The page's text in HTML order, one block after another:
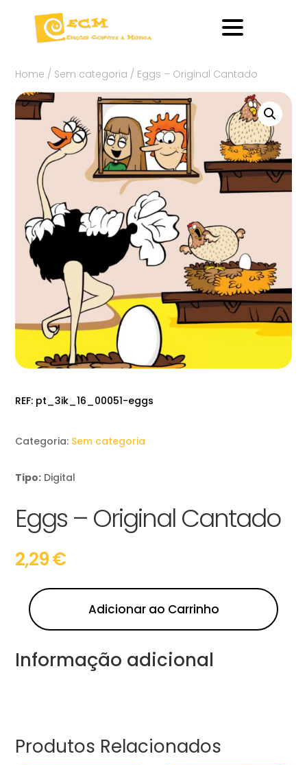
Home / Sem categoria / Eggs – Original Cantado
REF: pt_3ik_16_00051-eggs
Categoria: Sem categoria
Tipo: Digital
Eggs – Original Cantado
2,29€
Adicionar ao Carrinho
Informação adicional
Produtos Relacionados